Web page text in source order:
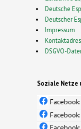
Deutsche
Deutscher
Impressum
DSGVO-
Soziale Netze
Facebook:
Facebook: